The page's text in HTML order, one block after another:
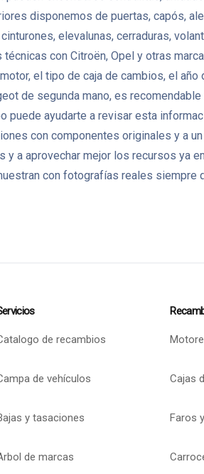
disponemos de puertas, capós,
elevalunas, cerraduras,
con Citroën, Opel y otras
el tipo de caja de cambios, el
de segunda mano, es
ayudarte a revisar esta
con componentes originales y a
a aprovechar mejor los recursos ya
con fotografías reales
de recambios
de vehículos
y tasaciones
de marcas
Cajas
Faros